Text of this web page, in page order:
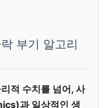
부기 알고리
적 수치를 넘어, 사
과 일상적인 생